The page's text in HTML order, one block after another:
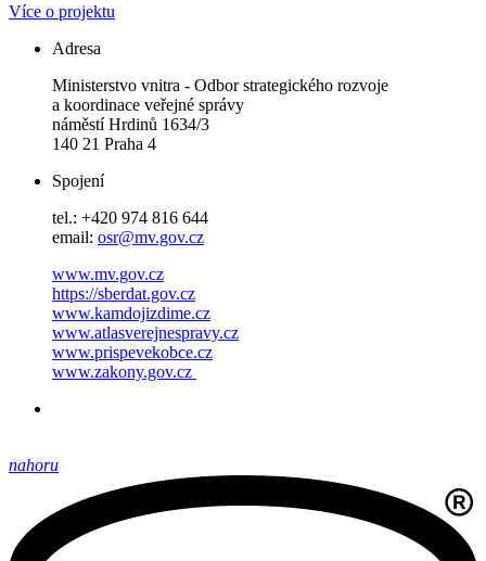
Více o projektu
Adresa
Ministerstvo vnitra - Odbor strategického rozvoje
a koordinace veřejné správy
náměstí Hrdinů 1634/3
140 21 Praha 4
Spojení
tel.: +420 974 816 644
email: osr@mv.gov.cz
www.mv.gov.cz
https://sberdat.gov.cz
www.kamdojizdime.cz
www.atlasverejnespravy.cz
www.prispevekobce.cz
www.zakony.gov.cz
nahoru